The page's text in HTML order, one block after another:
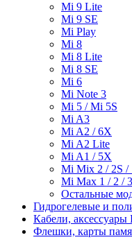
Mi 9 Lite
Mi 9 SE
Mi Play
Mi 8
Mi 8 Lite
Mi 8 SE
Mi 6
Mi Note 3
Mi 5 / Mi 5S
Mi A3
Mi A2 / 6X
Mi A2 Lite
Mi A1 / 5X
Mi Mix 2 / 2S /
Mi Max 1 / 2 / 3
Остальные
Гидрогелевые и
Кабели, аксессуары
Флешки, карты